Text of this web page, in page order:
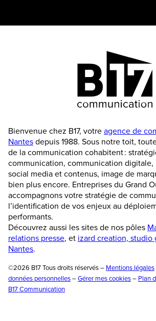
Bienvenue chez B17, votreagence de
Nantesdepuis 1988. Sous notre toit,
de la communication cohabitent :
communication, communication digitale,
social media et contenus, image de
bien plus encore. Entreprises du Grand
accompagnons votre stratégie de
l’identification de vos enjeux au
performants.
Découvrez aussi les sites de nos pôles
relations presse, et izard creation, studio
Nantes.
©2026 B17 Tous droits réservés – Mentions légales
données personnelles–Gérer mes cookies– Plan
B17 Communication